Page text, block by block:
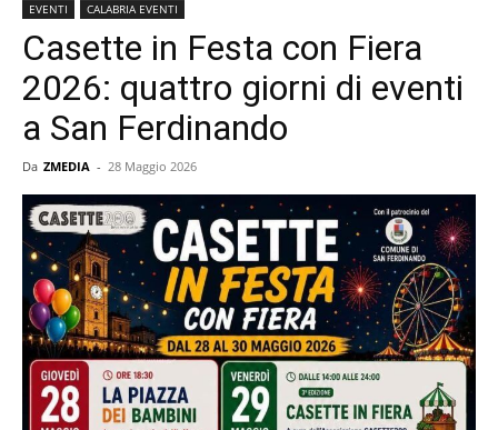
EVENTI CALABRIA EVENTI
Casette in Festa con Fiera
2026: quattro giorni di eventi
a San Ferdinando
Da ZMEDIA - 28 Maggio 2026